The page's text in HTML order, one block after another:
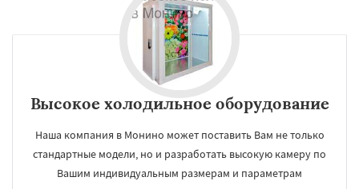
Высокое холодильное оборудование
Наша компания в Монино может поставить Вам не только
стандартные модели, но и разработать высокую камеру по
Вашим индивидуальным размерам и параметрам